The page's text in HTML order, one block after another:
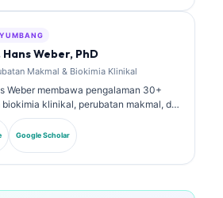
Hans Weber, PhD
Makmal & Biokimia Klinikal
Weber membawa pengalaman 30+
klinikal, perubatan makmal, dan
biomarker. Bekas Presiden Persatuan
Jerman, beliau pakar dalam analisis
penyeragaman biomarker, dan
Google Scholar